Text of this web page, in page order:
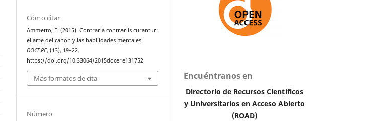
Cómo citar
Ammetto, F. (2015). Contraria contrariis curantur:
el arte del canon y las habilidades mentales.
DOCERE, (13), 19–22.
https://doi.org/10.33064/2015docere131752
Más formatos de cita
Número
Encuéntranos en
Directorio de Recursos Científicos
y Universitarios en Acceso Abierto
(ROAD)